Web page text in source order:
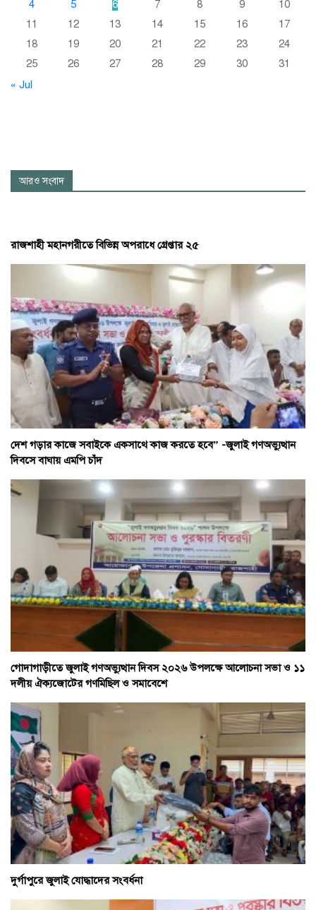
4 5 6 7 8 9
10
11
12 13 14 15 16
17
18
19 20 21 22 23
24
25
26 27 28 29 30
31
« Jul
আরও সংবাদ
রাজশাহী মহানগরীতে বিভিন্ন অপরাধে গ্রেপ্তার ২৫
দেশ গড়ার কাজে সবাইকে একসাথে কাজ করতে হবে” -জুলাই গণঅভ্যুত্থান
দিবসে বাঘায় এমপি চাঁদ
গোদাগাড়ীতে জুলাই গণঅভ্যুত্থান দিবস ২০২৬ উপলক্ষে আলোচনা সভা ও ১১
দলীয় ঐক্যজোটের গণমিছিল ও সমাবেশে
দুর্গাপুরে জুলাই যোদ্ধাদের সংবর্ধনা